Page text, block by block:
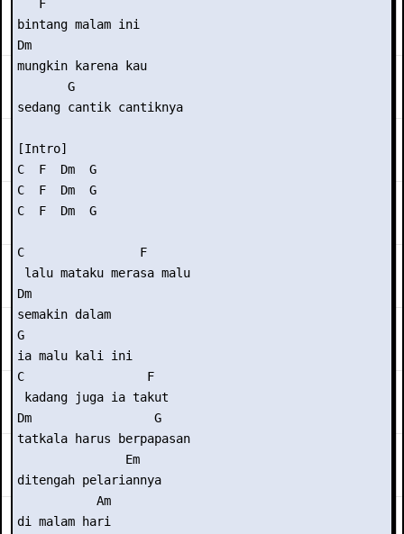
   F
bintang malam ini
Dm
mungkin karena kau
       G
sedang cantik cantiknya
[Intro]
C  F  Dm  G
C  F  Dm  G
C  F  Dm  G
C                F
lalu mataku merasa malu
Dm
semakin dalam
G
ia malu kali ini
C                 F
kadang juga ia takut
Dm                 G
tatkala harus berpapasan
               Em
ditengah pelariannya
           Am
di malam hari